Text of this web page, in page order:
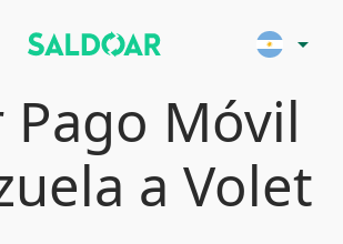
arrow_drop_down
Pago Móvil
a Volet